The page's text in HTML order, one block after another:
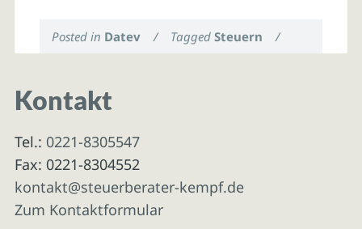
Posted in Datev / TaggedSteuern /
Kontakt
Tel.: 0221-8305547
Fax: 0221-8304552
kontakt@steuerberater-kempf.de
Zum Kontaktformular